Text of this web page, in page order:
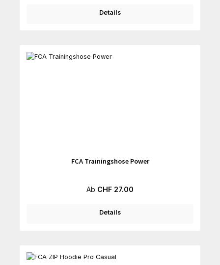
Details
FCA Trainingshose Power
Regulärer Preis:
Ab CHF 27.00
Details